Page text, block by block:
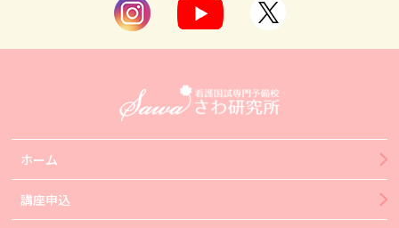
ホーム
講座申込